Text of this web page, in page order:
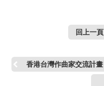
回上一頁
香港台灣作曲家交流計畫